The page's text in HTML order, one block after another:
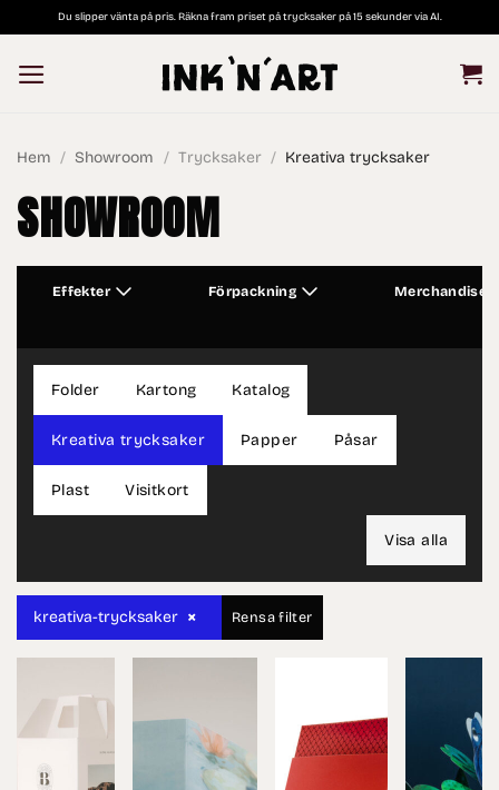
to
Du slipper vänta på pris. Räkna fram priset på trycksaker på 15 sekunder via AI.
Hem / Showroom / Trycksaker / Kreativa trycksaker
SHOWROOM
Effekter Förpackning Merchandise
Folder Kartong Katalog
Kreativa trycksaker Papper Påsar
Plast Visitkort
Visa alla
kreativa-trycksaker × Rensa filter